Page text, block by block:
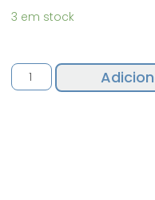
3 em stock
Quantidade
de